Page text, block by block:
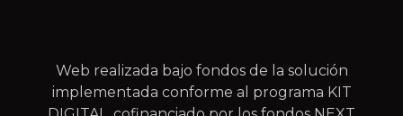
Web realizada bajo fondos de la solución
implementada conforme al programa KIT